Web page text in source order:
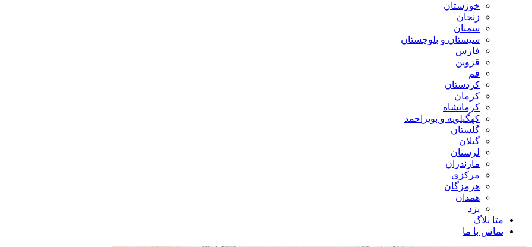
خوزستان
زنجان
سمنان
سیستان و بلوچستان
فارس
قزوین
قم
کردستان
کرمان
کرمانشاه
کهگیلویه و بویراحمد
گلستان
گیلان
لرستان
مازندران
مرکزی
هرمزگان
همدان
یزد
متا بلاگ
تماس با ما